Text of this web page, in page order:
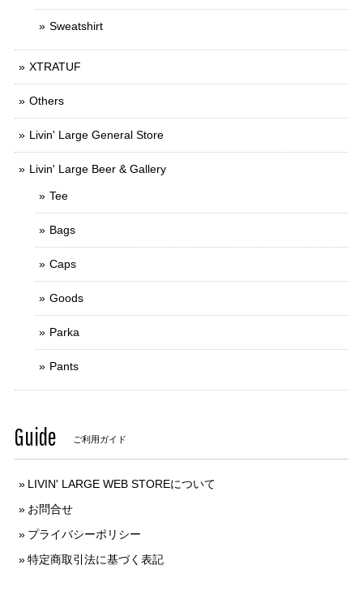
Sweatshirt
XTRATUF
Others
Livin' Large General Store
Livin' Large Beer & Gallery
Tee
Bags
Caps
Goods
Parka
Pants
Guide ご利用ガイド
LIVIN' LARGE WEB STOREについて
お問合せ
プライバシーポリシー
特定商取引法に基づく表記